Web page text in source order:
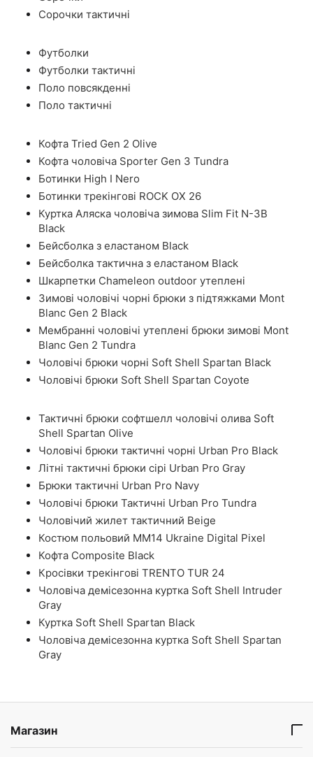
Сорочки тактичні
Футболки
Футболки тактичні
Поло повсякденні
Поло тактичні
Кофта Tried Gen 2 Olive
Кофта чоловіча Sporter Gen 3 Tundra
Ботинки High I Nero
Ботинки трекінгові ROCK OX 26
Куртка Аляска чоловіча зимова Slim Fit N-3B
Black
Бейсболка з еластаном Black
Бейсболка тактична з еластаном Black
Шкарпетки Chameleon outdoor утеплені
Зимові чоловічі чорні брюки з підтяжками Mont
Blanc Gen 2 Black
Мембранні чоловічі утеплені брюки зимові Mont
Blanc Gen 2 Tundra
Чоловічі брюки чорні Soft Shell Spartan Black
Чоловічі брюки Soft Shell Spartan Coyote
Тактичні брюки софтшелл чоловічі олива Soft
Shell Spartan Olive
Чоловічі брюки тактичні чорні Urban Pro Black
Літні тактичні брюки сірі Urban Pro Gray
Брюки тактичні Urban Pro Navy
Чоловічі брюки Тактичні Urban Pro Tundra
Чоловічий жилет тактичний Beige
Костюм польовий ММ14 Ukraine Digital Pixel
Кофта Composite Black
Кросівки трекінгові TRENTO TUR 24
Чоловіча демісезонна куртка Soft Shell Intruder
Gray
Куртка Soft Shell Spartan Black
Чоловіча демісезонна куртка Soft Shell Spartan
Gray
Магазин